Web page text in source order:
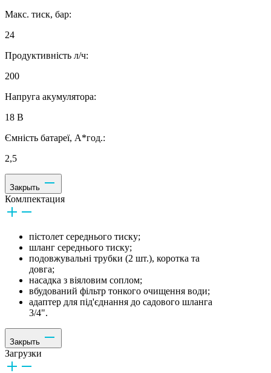
Макс. тиск, бар:
24
Продуктивність л/ч:
200
Напруга акумулятора:
18 В
Ємність батареї, А*год.:
2,5
Закрыть
Комлпектация
пістолет середнього тиску;
шланг середнього тиску;
подовжувальні трубки (2 шт.), коротка та
довга;
насадка з віяловим соплом;
вбудований фільтр тонкого очищення води;
адаптер для під'єднання до садового шланга
3/4".
Закрыть
Загрузки